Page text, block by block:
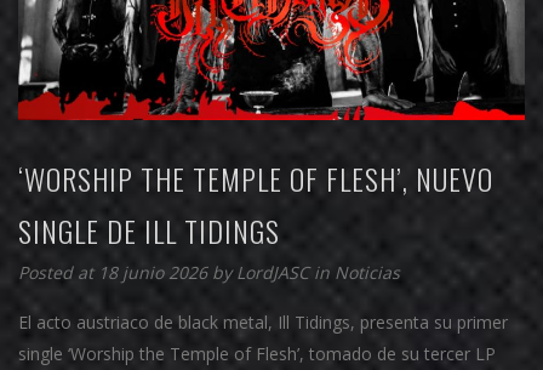
‘WORSHIP THE TEMPLE OF FLESH’, NUEVO
SINGLE DE ILL TIDINGS
Posted at 18 junio 2026 byLordJASCin Noticias
El acto austriaco de black metal, Ill Tidings, presenta su primer
single ‘Worship the Temple of Flesh’, tomado de su tercer LP